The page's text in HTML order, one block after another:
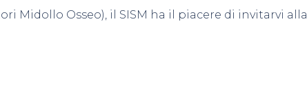
Midollo Osseo), il SISM ha il piacere di invitarvi alla